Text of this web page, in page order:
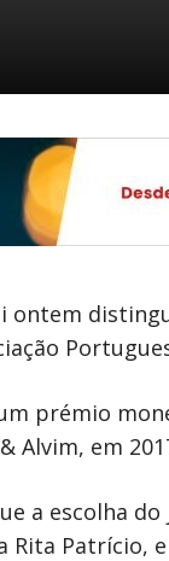
ontem
prémio
Alvim, em
a escolha
Rita